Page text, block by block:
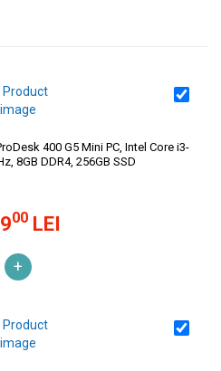
400 G5 Mini PC, Intel Core i3-
8GB DDR4, 256GB SSD
00LEI
+